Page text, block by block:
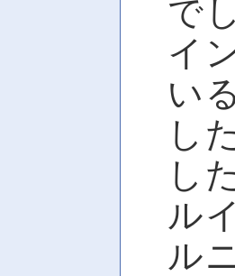
で
イ
い
し
し
ル
ル